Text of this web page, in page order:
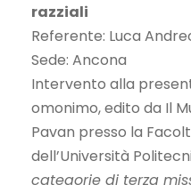
razziali
Referente: Luca
Sede: Ancona
Intervento alla
omonimo, edito da Il
Pavan presso la
dell’Università
categorie di terza